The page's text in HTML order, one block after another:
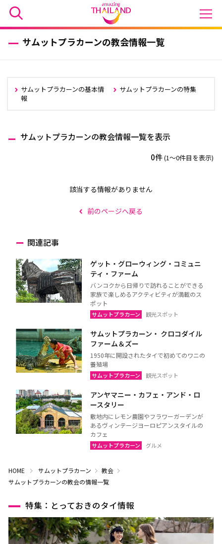
サムットプラカーンの教会情報一覧
サムットプラカーンの基本情
報
サムットプラカーンの特集
サムットプラカーンの教会情報一覧を表示
0件(1〜0件目を表示)
該当する情報がありません
前のページへ戻る
関連記事
ゲット・グローウィング・コミュニ
ティ・ファーム
バンコクから日帰りで訪れることができる
家族で楽しめるアクティビティが満載のス
ポット
サムットプラカーン 観光スポット
サムットプラカーン・ クロコダイル
ファーム＆ズー
1950年に開設されたタイで初めてのワニの
養殖場
サムットプラカーン 観光スポット
アンヤマニー・カフェ・アンド・ロ
ースタリー
敷地内にレモン農園やフラワーガーデンが
あるヴィンテージヨーロピアンスタイルの
カフェ
サムットプラカーン グルメ
HOME サムットプラカーン
教会
サムットプラカーンの教会の情報一覧
特集：とっておきのタイ情報